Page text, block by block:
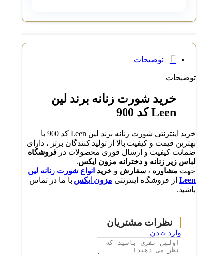
توضیحات
توضیحات
خرید شورت زنانه برند لین
Leen کد 900
خرید اینترنتی شورت زنانه برند لین Leen کد 900 با
بهترین قیمت و کیفیت بالا از تولید کنندگان برتر ، دارای
ضمانت کیفیت و ارسال فوری محصولات درفروشگاه
لباس زیر زنانه و دخترانه مزون ایکس.
جهتمشاوره،سفارشوخرید انواع شورت زنانه لین
Leenاز فروشگاه اینترنتیمزون ایکسبا ما در تماس
باشید.
وارد شدن